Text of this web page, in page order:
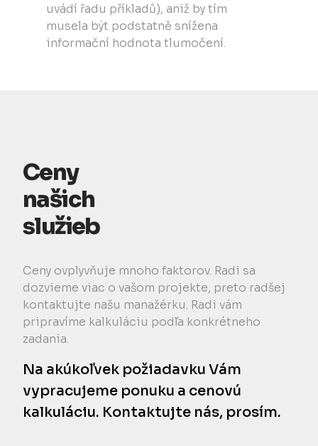
uvádí řadu příkladů), aniž by tím
musela být podstatně snížena
informační hodnota tlumočení.
Ceny
našich
služieb
Ceny ovplyvňuje mnoho faktorov. Radi sa
dozvieme viac o vašom projekte, preto radšej
kontaktujte našu manažérku. Radi vám
pripravíme kalkuláciu podľa konkrétneho
zadania.
Na akúkoľvek požiadavku Vám
vypracujeme ponuku a cenovú
kalkuláciu. Kontaktujte nás, prosím.